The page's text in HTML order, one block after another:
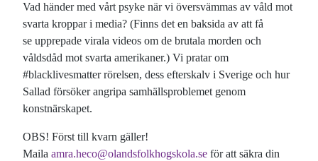
Vad händer med vårt psyke när vi översvämmas av våld mot
svarta kroppar i media? (Finns det en baksida av att få
se upprepade virala videos om de brutala morden och
våldsdåd mot svarta amerikaner.) Vi pratar om
#blacklivesmatter rörelsen, dess efterskalv i Sverige och hur
Sallad försöker angripa samhällsproblemet genom
konstnärskapet.
OBS! Först till kvarn gäller!
Maila amra.heco@olandsfolkhogskola.seför att säkra din